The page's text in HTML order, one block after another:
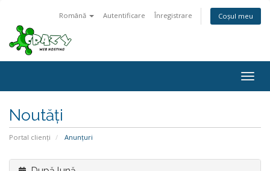
Română Autentificare Înregistrare Coșul meu
Noutăți
Portal clienți Anunțuri